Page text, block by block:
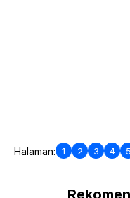
Halaman: 1 2 3 4 5